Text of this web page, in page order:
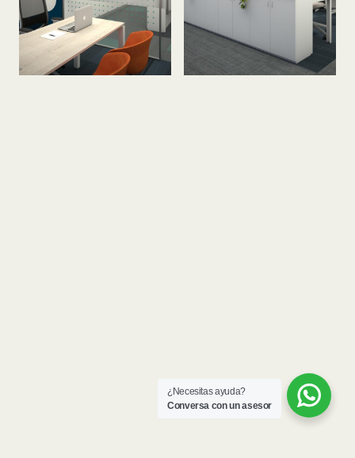
¿Necesitas ayuda?
Conversa con un asesor